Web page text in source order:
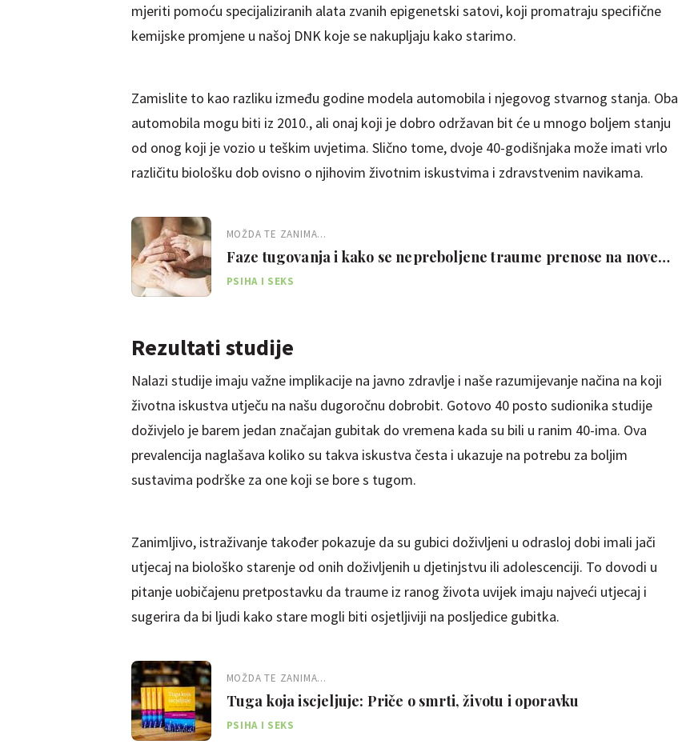
mjeriti pomoću specijaliziranih alata zvanih epigenetski satovi, koji promatraju specifične
kemijske promjene u našoj DNK koje se nakupljaju kako starimo.
Zamislite to kao razliku između godine modela automobila i njegovog stvarnog stanja. Oba
automobila mogu biti iz 2010., ali onaj koji je dobro održavan bit će u mnogo boljem stanju
od onog koji je vozio u teškim uvjetima. Slično tome, dvoje 40-godišnjaka može imati vrlo
različitu biološku dob ovisno o njihovim životnim iskustvima i zdravstvenim navikama.
MOŽDA TE ZANIMA...
Faze tugovanja i kako se nepreboljene traume prenose na nove
generacije
PSIHA I SEKS
Rezultati studije
Nalazi studije imaju važne implikacije na javno zdravlje i naše razumijevanje načina na koji
životna iskustva utječu na našu dugoročnu dobrobit. Gotovo 40 posto sudionika studije
doživjelo je barem jedan značajan gubitak do vremena kada su bili u ranim 40-ima. Ova
prevalencija naglašava koliko su takva iskustva česta i ukazuje na potrebu za boljim
sustavima podrške za one koji se bore s tugom.
Zanimljivo, istraživanje također pokazuje da su gubici doživljeni u odrasloj dobi imali jači
utjecaj na biološko starenje od onih doživljenih u djetinjstvu ili adolescenciji. To dovodi u
pitanje uobičajenu pretpostavku da traume iz ranog života uvijek imaju najveći utjecaj i
sugerira da bi ljudi kako stare mogli biti osjetljiviji na posljedice gubitka.
MOŽDA TE ZANIMA...
Tuga koja iscjeljuje: Priče o smrti, životu i oporavku
PSIHA I SEKS